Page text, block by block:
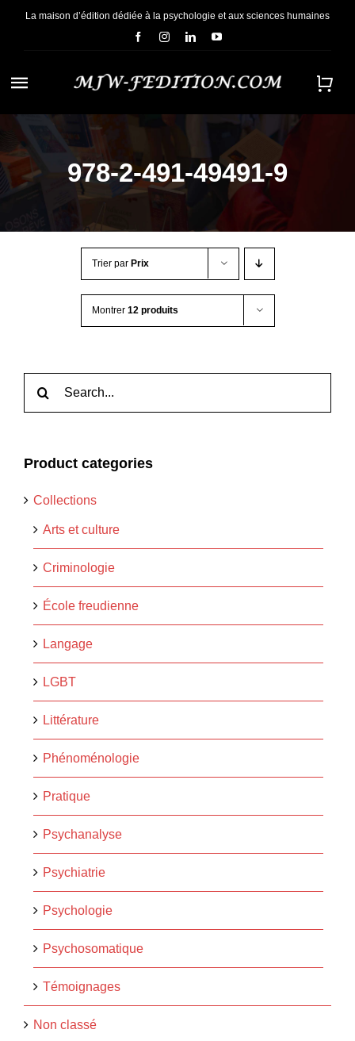
PasserLa maison d’édition dédiée à la psychologie et aux sciences humaines
Navigation
à
bascule
ACCUEIL
NOUS CONNAÎTRE
978-2-491-49491-9
Trier par Prix
Montrer 12 produits
Product categories
Collections
Arts et culture
Criminologie
École freudienne
Langage
LGBT
Littérature
Phénoménologie
Pratique
Psychanalyse
Psychiatrie
Psychologie
Psychosomatique
Témoignages
Non classé